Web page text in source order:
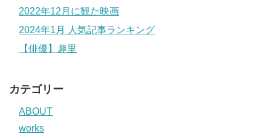
2022年12月に観た映画
2024年1月 人気記事ランキング
【俳優】趣里
カテゴリー
ABOUT
works